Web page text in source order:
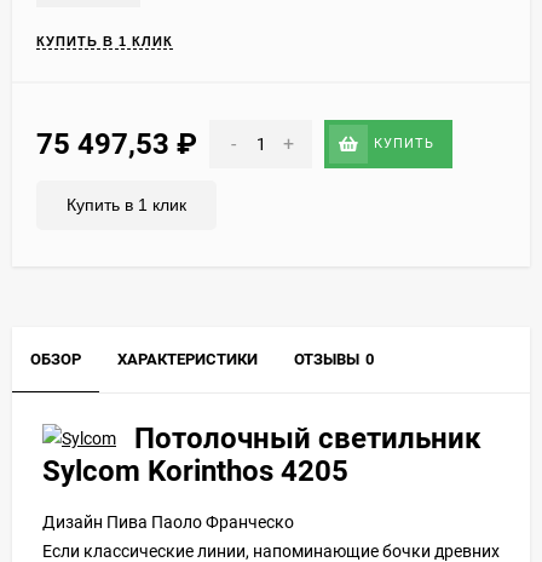
КУПИТЬ В 1 КЛИК
75 497,53 ₽ - + КУПИТЬ
Купить в 1 клик
ОБЗОР ХАРАКТЕРИСТИКИ ОТЗЫВЫ 0
Потолочный светильник
Sylcom Korinthos 4205
Дизайн Пива Паоло Франческо
Если классические линии, напоминающие бочки древних